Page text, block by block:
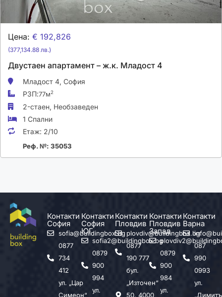
Цена: € 192,826
(377,134.88 лв.)
Двустаен апартамент – ж.к. Младост 4
Младост 4, София
РЗП:77м2
2-стаен, Необзаведен
1 Спални
Етаж: 2/10
Реф. №: 35053
Контакти
София
sofia@buildingbox.bg
0877
734
412
ул. „Цар
Симеон“
Контакти
София
ЮГ
sofia2@buildingbox.bg
0879
900
994
ул.
Контакти
Пловдив
plovdiv@buildingbox.bg
0877
190 777
бул.
„Източен“
50, 4000
Контакти
Пловдив
Запад
0879
900
984
ул.
Контакти
Варна
087
990
0993
ул.